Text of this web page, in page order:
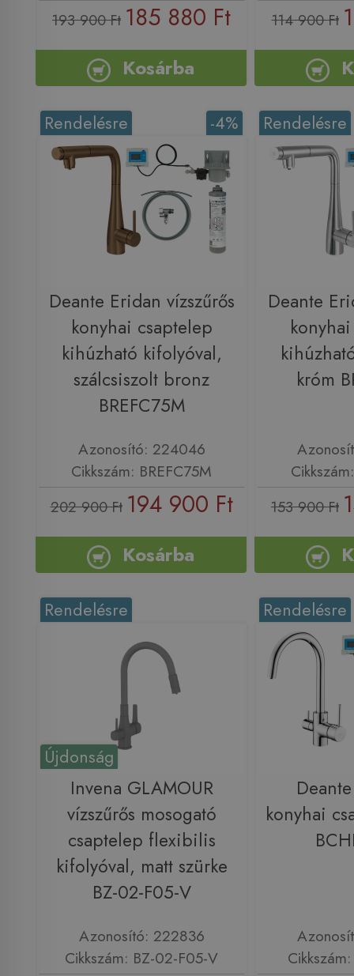
193 900 Ft 185 880 Ft
Kosárba
114 900 Ft
-4%
Rendelésre
Deante Eridan vízszűrős
konyhai csaptelep
kihúzható kifolyóval,
szálcsiszolt bronz
BREFC75M
Azonosító: 224046
Cikkszám: BREFC75M
202 900 Ft 194 900 Ft
Kosárba
Rendelésre
Deante
króm
153 900 Ft
Újdonság
Rendelésre
Invena GLAMOUR
vízszűrős mosogató
csaptelep flexibilis
kifolyóval, matt szürke
BZ-02-F05-V
Azonosító: 222836
Cikkszám: BZ-02-F05-V
Rendelésre
konyhai